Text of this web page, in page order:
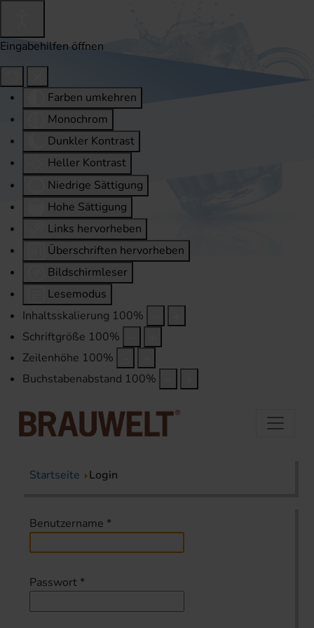
Eingabehilfen öffnen
Farben umkehren
Monochrom
Dunkler Kontrast
Heller Kontrast
Niedrige Sättigung
Hohe Sättigung
Links hervorheben
Überschriften hervorheben
Bildschirmleser
Lesemodus
Inhaltsskalierung 100%
Schriftgröße 100%
Zeilenhöhe 100%
Buchstabenabstand 100%
Startseite Login
Benutzername *
Passwort *